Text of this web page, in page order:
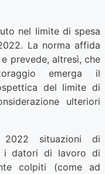
nel limite di spesa
La norma affida
prevede, altresì, che
emerga il
del limite di
ulteriori
2022 situazioni di
i datori di lavoro di
colpiti (come ad